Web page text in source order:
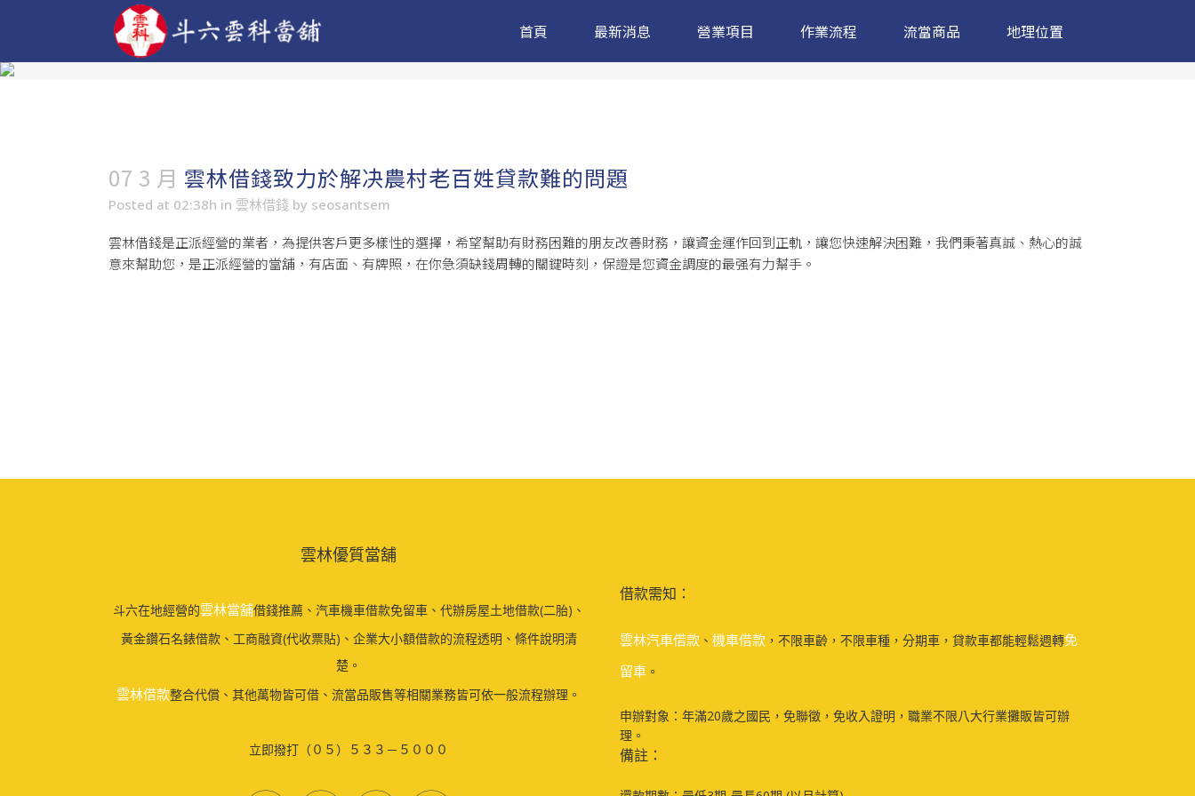
首頁 最新消息 營業項目 作業流程 流當商品 地理位置
07 3 月 雲林借錢致力於解决農村老百姓貸款難的問題
Posted at 02:38h in 雲林借錢 by seosantsem
雲林借錢是正派經營的業者，為提供客戶更多樣性的選擇，希望幫助有財務困難的朋友改善財務，讓資金運作回到正軌，讓您快速解決困難，我們秉著真誠、熱心的誠
意來幫助您，是正派經營的當舖，有店面、有牌照，在你急須缺錢周轉的關鍵時刻，保證是您資金調度的最强有力幫手。
雲林優質當舖
斗六在地經營的雲林當舖借錢推薦、汽車機車借款免留車、代辦房屋土地借款(二胎)、
黃金鑽石名錶借款、工商融資(代收票貼)、企業大小額借款的流程透明、條件說明清
楚。
雲林借款整合代償、其他萬物皆可借、流當品販售等相關業務皆可依一般流程辦理。
立即撥打（０５）５３３－５０００
借款需知：
雲林汽車借款 、 機車借款 ，不限車齡，不限車種，分期車，貸款車都能輕鬆週轉免
留車 。
申辦對象：年滿20歲之國民，免聯徵，免收入證明，職業不限八大行業攤販皆可辦
理。
備註：